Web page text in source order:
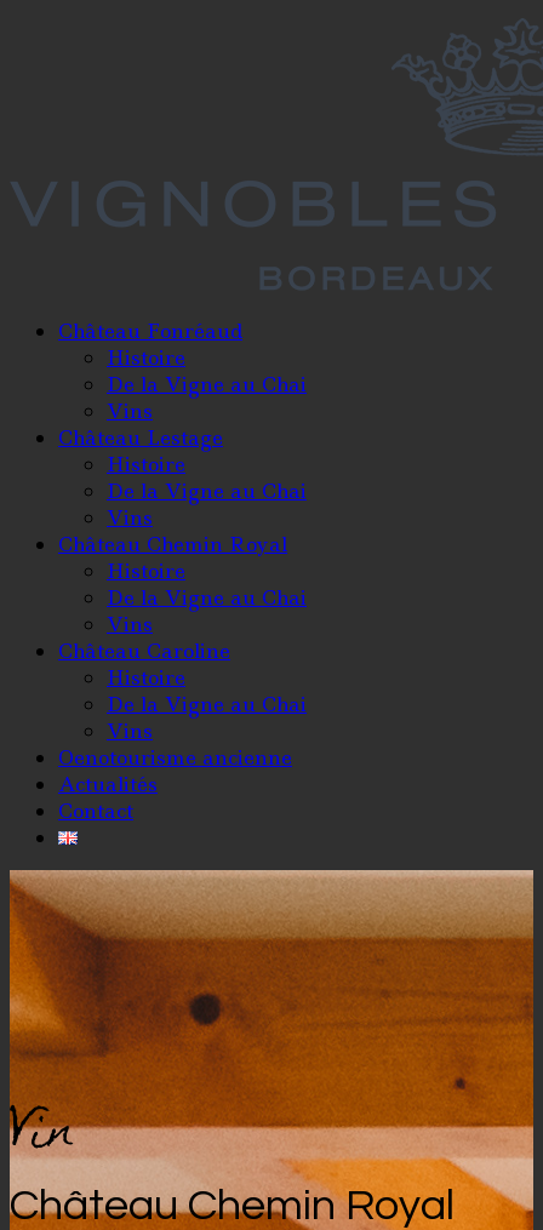
Château Fonréaud
Histoire
De la Vigne au Chai
Vins
Château Lestage
Histoire
De la Vigne au Chai
Vins
Château Chemin Royal
Histoire
De la Vigne au Chai
Vins
Château Caroline
Histoire
De la Vigne au Chai
Vins
Oenotourisme ancienne
Actualités
Contact
Vin
Château Chemin Royal